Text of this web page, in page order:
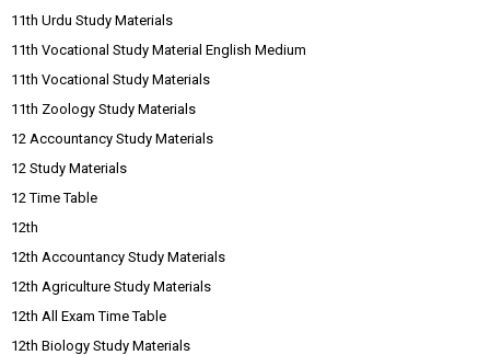
11th Urdu Study Materials
11th Vocational Study Material English Medium
11th Vocational Study Materials
11th Zoology Study Materials
12 Accountancy Study Materials
12 Study Materials
12 Time Table
12th
12th Accountancy Study Materials
12th Agriculture Study Materials
12th All Exam Time Table
12th Biology Study Materials